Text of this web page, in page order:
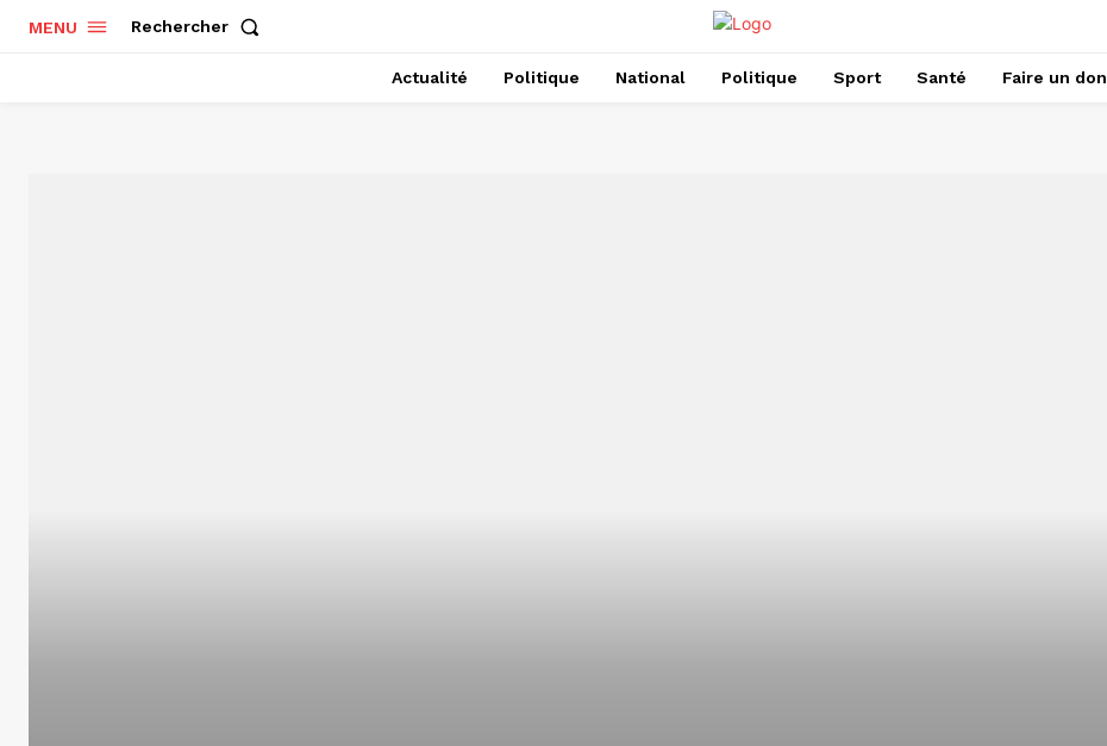
MENU Rechercher
Actualité Politique National Politique Sport Santé Faire un don